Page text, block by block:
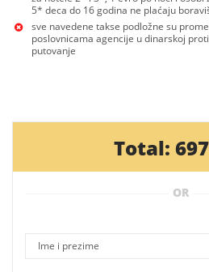
5* deca do 16 godina ne plaćaju
sve navedene takse podložne su
poslovnicama agencije u dinarskoj
putovanje
Total:
OR